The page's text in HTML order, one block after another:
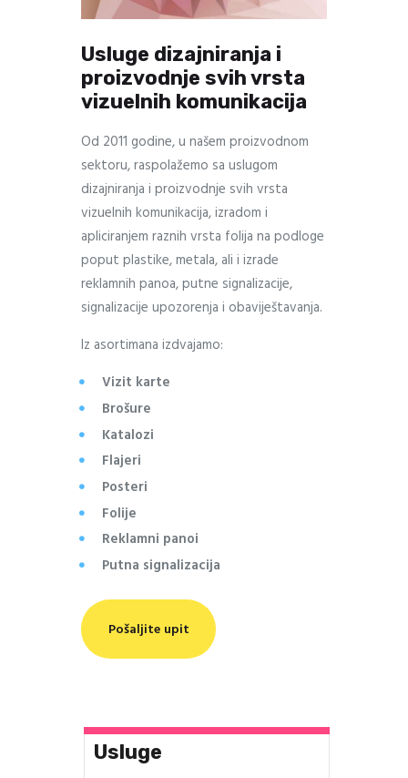
Usluge dizajniranja i
proizvodnje svih vrsta
vizuelnih komunikacija
Od 2011 godine, u našem proizvodnom
sektoru, raspolažemo sa uslugom
dizajniranja i proizvodnje svih vrsta
vizuelnih komunikacija, izradom i
apliciranjem raznih vrsta folija na podloge
poput plastike, metala, ali i izrade
reklamnih panoa, putne signalizacije,
signalizacije upozorenja i obaviještavanja.
Iz asortimana izdvajamo:
Vizit karte
Brošure
Katalozi
Flajeri
Posteri
Folije
Reklamni panoi
Putna signalizacija
Pošaljite upit
Usluge